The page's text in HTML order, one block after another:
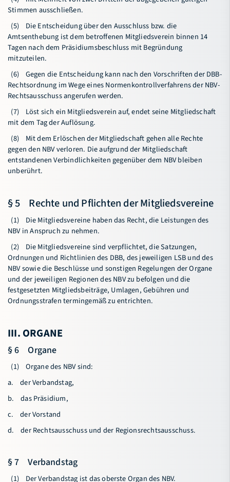
Stimmen ausschließen.
(5) Die Entscheidung über den Ausschluss bzw. die
Amtsenthebung ist dem betroffenen Mitgliedsverein binnen 14
Tagen nach dem Präsidiumsbeschluss mit Begründung
mitzuteilen.
(6) Gegen die Entscheidung kann nach den Vorschriften der DBB-
Rechtsordnung im Wege eines Normenkontrollverfahrens der NBV-
Rechtsausschuss angerufen werden.
(7) Löst sich ein Mitgliedsverein auf, endet seine Mitgliedschaft
mit dem Tag der Auflösung.
(8) Mit dem Erlöschen der Mitgliedschaft gehen alle Rechte
gegen den NBV verloren. Die aufgrund der Mitgliedschaft
entstandenen Verbindlichkeiten gegenüber dem NBV bleiben
unberührt.
§ 5 Rechte und Pflichten der Mitgliedsvereine
(1) Die Mitgliedsvereine haben das Recht, die Leistungen des
NBV in Anspruch zu nehmen.
(2) Die Mitgliedsvereine sind verpflichtet, die Satzungen,
Ordnungen und Richtlinien des DBB, des jeweiligen LSB und des
NBV sowie die Beschlüsse und sonstigen Regelungen der Organe
und der jeweiligen Regionen des NBV zu befolgen und die
festgesetzten Mitgliedsbeiträge, Umlagen, Gebühren und
Ordnungsstrafen termingemäß zu entrichten.
III. ORGANE
§ 6 Organe
(1) Organe des NBV sind:
a. der Verbandstag,
b. das Präsidium,
c. der Vorstand
d. der Rechtsausschuss und der Regionsrechtsausschuss.
§ 7 Verbandstag
(1) Der Verbandstag ist das oberste Organ des NBV.